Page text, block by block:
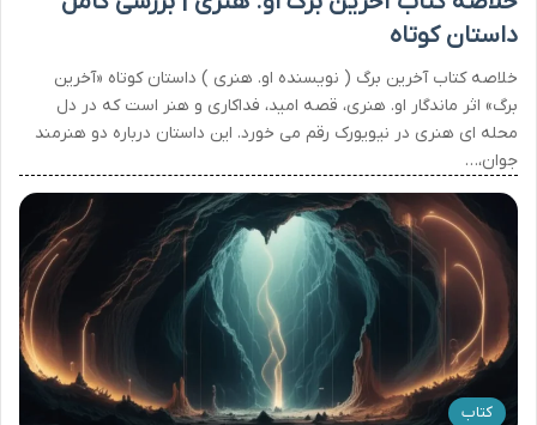
داستان کوتاه
خلاصه کتاب آخرین برگ ( نویسنده او. هنری ) داستان کوتاه «آخرین
برگ» اثر ماندگار او. هنری، قصه امید، فداکاری و هنر است که در دل
محله ای هنری در نیویورک رقم می خورد. این داستان درباره دو هنرمند
جوان،…
کتاب